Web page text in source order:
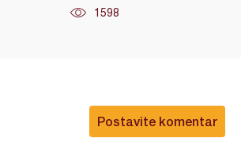
1598
Postavite komentar